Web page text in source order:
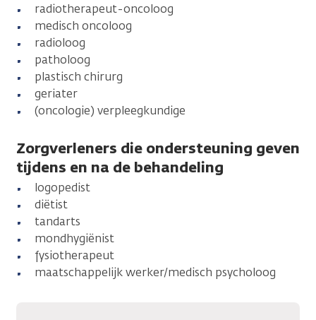
radiotherapeut-oncoloog
medisch oncoloog
radioloog
patholoog
plastisch chirurg
geriater
(oncologie) verpleegkundige
Zorgverleners die ondersteuning geven
tijdens en na de behandeling
logopedist
diëtist
tandarts
mondhygiënist
fysiotherapeut
maatschappelijk werker/medisch psycholoog